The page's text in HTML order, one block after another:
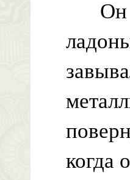
Он
когда